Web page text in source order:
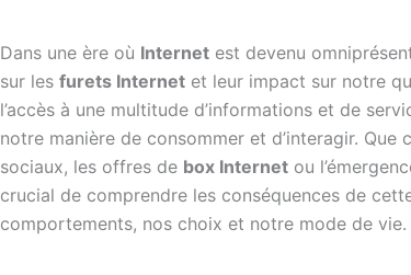
Dans une ère où Internet est devenu
sur les furets Internet et leur impact sur notre
l’accès à une multitude d’informations et de
notre manière de consommer et d’interagir. Que
sociaux, les offres de box Internet ou
crucial de comprendre les conséquences de
comportements, nos choix et notre mode de vie.